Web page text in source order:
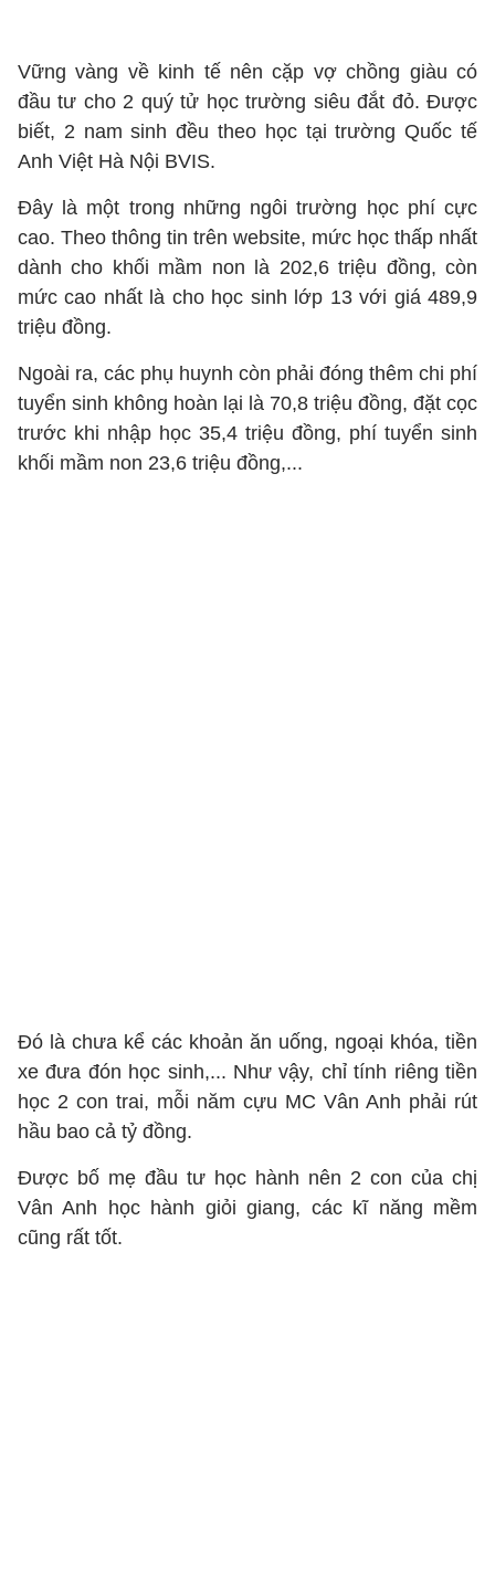
Vững vàng về kinh tế nên cặp vợ chồng giàu có
đầu tư cho 2 quý tử học trường siêu đắt đỏ. Được
biết, 2 nam sinh đều theo học tại trường Quốc tế
Anh Việt Hà Nội BVIS.
Đây là một trong những ngôi trường học phí cực
cao. Theo thông tin trên website, mức học thấp nhất
dành cho khối mầm non là 202,6 triệu đồng, còn
mức cao nhất là cho học sinh lớp 13 với giá 489,9
triệu đồng.
Ngoài ra, các phụ huynh còn phải đóng thêm chi phí
tuyển sinh không hoàn lại là 70,8 triệu đồng, đặt cọc
trước khi nhập học 35,4 triệu đồng, phí tuyển sinh
khối mầm non 23,6 triệu đồng,...
Đó là chưa kể các khoản ăn uống, ngoại khóa, tiền
xe đưa đón học sinh,... Như vậy, chỉ tính riêng tiền
học 2 con trai, mỗi năm cựu MC Vân Anh phải rút
hầu bao cả tỷ đồng.
Được bố mẹ đầu tư học hành nên 2 con của chị
Vân Anh học hành giỏi giang, các kĩ năng mềm
cũng rất tốt.